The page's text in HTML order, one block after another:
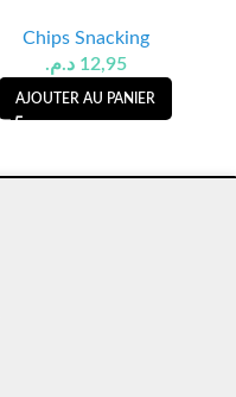
Chips Snacking
12,95 د.م.
AJOUTER AU PANIER